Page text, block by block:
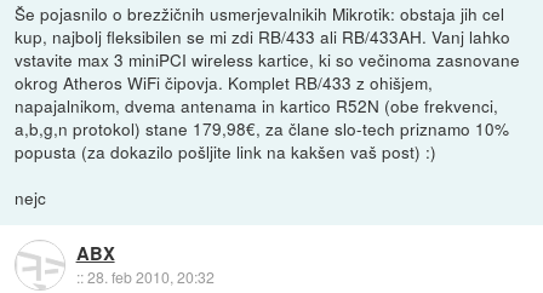
Še pojasnilo o brezžičnih usmerjevalnikih Mikrotik: obstaja jih cel
kup, najbolj fleksibilen se mi zdi RB/433 ali RB/433AH. Vanj lahko
vstavite max 3 miniPCI wireless kartice, ki so večinoma zasnovane
okrog Atheros WiFi čipovja. Komplet RB/433 z ohišjem,
napajalnikom, dvema antenama in kartico R52N (obe frekvenci,
a,b,g,n protokol) stane 179,98€, za člane slo-tech priznamo 10%
popusta (za dokazilo pošljite link na kakšen vaš post) :)
nejc
ABX
::28. feb 2010, 20:32